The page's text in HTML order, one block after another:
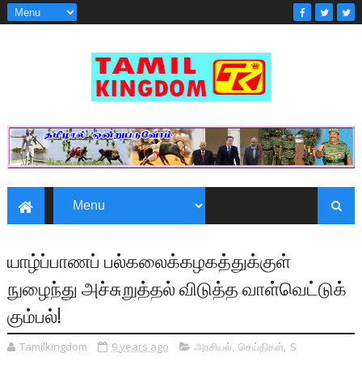
யாழ்ப்பாணப் பல்கலைக்கழகத்துக்குள்
நுழைந்து அச்சுறுத்தல் விடுத்த வாள்வெட்டுக்
கும்பல்!
Tamilkingdom 9 years ago அரசியல், செய்திகள், S